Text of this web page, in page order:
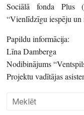
Sociālā fonda Plus
“Vienlīdzīgu iespēju un
Papildu informācija:
Līna Damberga
Nodibinājums
Projektu vadītājas